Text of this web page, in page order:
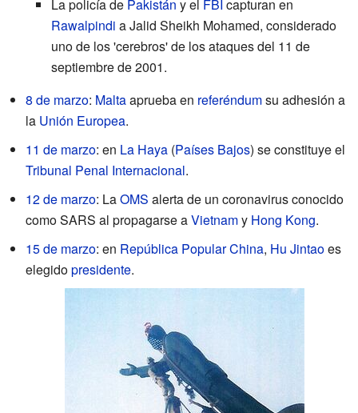
La policía de Pakistán y el FBI capturan en
Rawalpindi a Jalid Sheikh Mohamed, considerado
uno de los 'cerebros' de los ataques del 11 de
septiembre de 2001.
8 de marzo: Maltaaprueba en referéndumsu adhesión a
la Unión Europea.
11 de marzo: en La Haya (Países Bajos) se constituye el
Tribunal Penal Internacional.
12 de marzo: LaOMS alerta de un coronavirus conocido
como SARS al propagarse aVietnamy Hong Kong.
15 de marzo: en República Popular China, Hu Jintaoes
elegidopresidente.